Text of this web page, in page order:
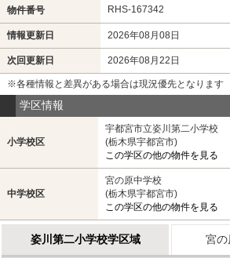
物件番号 RHS-167342
情報更新日 2026年08月08日
次回更新日 2026年08月22日
※各種情報と差異がある場合は現況優先となります
学区情報
小学校区
宇都宮市立姿川第二小学校
(栃木県宇都宮市)
この学区の他の物件を見る
中学校区
宮の原中学校
(栃木県宇都宮市)
この学区の他の物件を見る
姿川第二小学校学区域 宮の